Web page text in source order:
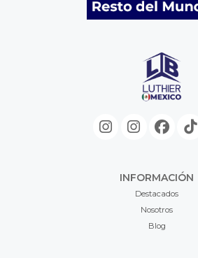
INFORMACIÓN
Destacados
Nosotros
Blog